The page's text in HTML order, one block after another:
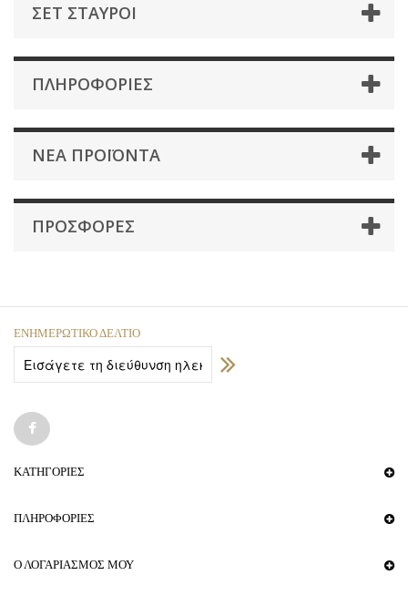
ΣΕΤ ΣΤΑΥΡΟΙ
ΠΛΗΡΟΦΟΡΊΕΣ
ΝΈΑ ΠΡΟΪΌΝΤΑ
ΠΡΟΣΦΟΡΈΣ
ΕΝΗΜΕΡΩΤΙΚΌ ΔΕΛΤΊΟ
ΚΑΤΗΓΟΡΊΕΣ
ΠΛΗΡΟΦΟΡΊΕΣ
Ο ΛΟΓΑΡΙΑΣΜΌΣ ΜΟΥ